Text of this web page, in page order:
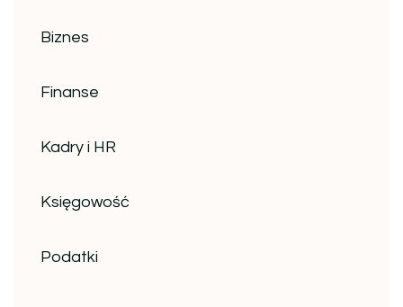
Biznes
Finanse
Kadry i HR
Księgowość
Podatki